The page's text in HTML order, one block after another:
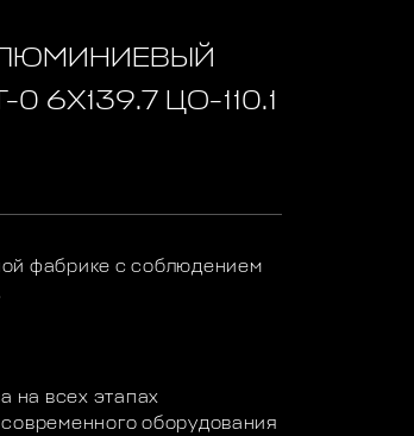
6X139.7 ЦО-110.1
фабрике с соблюдением
на всех этапах
оборудования